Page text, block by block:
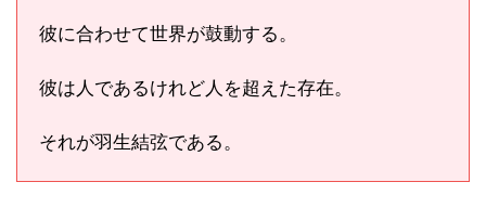
彼に合わせて世界が鼓動する。
彼は人であるけれど人を超えた存在。
それが羽生結弦である。